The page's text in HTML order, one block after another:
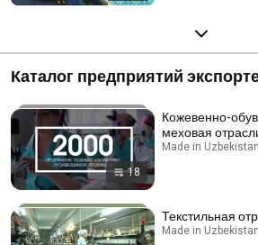
Каталог предприятий
18
Кожевенно-
меховая
Made in
Текстильная
Made in